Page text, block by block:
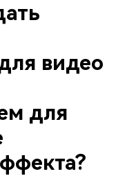
видео
для